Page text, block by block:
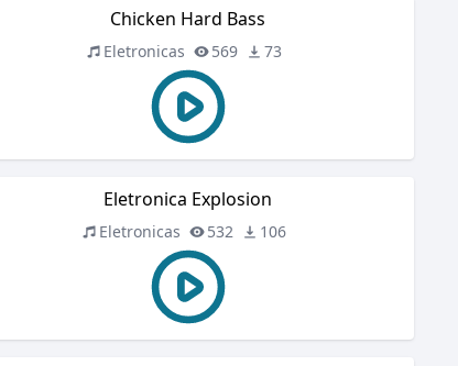
Chicken Hard Bass
Eletronicas 569 73
Eletronica Explosion
Eletronicas 532 106